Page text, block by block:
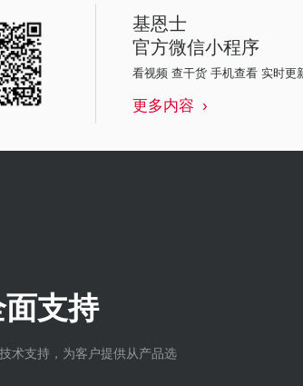
基恩士
官方微信小程序
看视频 查干货 手机查看 实时更
更多内容
支持
术支持，为客户提供从产品选